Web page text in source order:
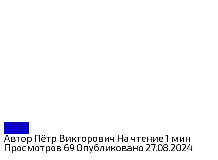
Venol
Автор Пётр Викторович На чтение 1 мин
Просмотров 69 Опубликовано 27.08.2024